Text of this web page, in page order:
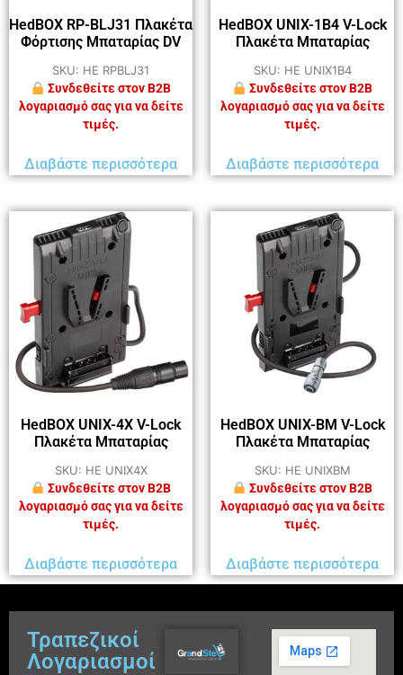
HedBOX RP-BLJ31 Πλακέτα
Φόρτισης Μπαταρίας DV
SKU: HE RPBLJ31
Συνδεθείτε στον B2B
λογαριασμό σας για να δείτε
τιμές.
Διαβάστε περισσότερα
HedBOX UNIX-1B4 V-Lock
Πλακέτα Μπαταρίας
SKU: HE UNIX1B4
Συνδεθείτε στον B2B
λογαριασμό σας για να δείτε
τιμές.
Διαβάστε περισσότερα
HedBOX UNIX-4X V-Lock
Πλακέτα Μπαταρίας
SKU: HE UNIX4X
Συνδεθείτε στον B2B
λογαριασμό σας για να δείτε
τιμές.
Διαβάστε περισσότερα
HedBOX UNIX-BM V-Lock
Πλακέτα Μπαταρίας
SKU: HE UNIXBM
Συνδεθείτε στον B2B
λογαριασμό σας για να δείτε
τιμές.
Διαβάστε περισσότερα
Τραπεζικοί
Λογαριασμοί